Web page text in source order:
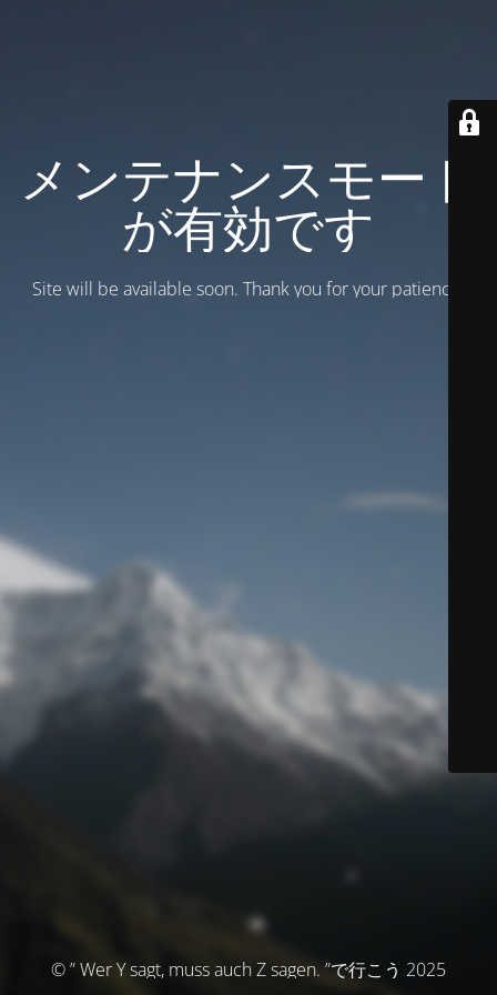
メンテナンスモード
が有効です
Site will be available soon. Thank you for your patience!
© ” Wer Y sagt, muss auch Z sagen. ”で行こう 2025